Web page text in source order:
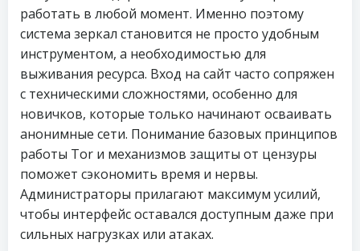
работать в любой момент. Именно поэтому
система зеркал становится не просто удобным
инструментом, а необходимостью для
выживания ресурса. Вход на сайт часто сопряжен
с техническими сложностями, особенно для
новичков, которые только начинают осваивать
анонимные сети. Понимание базовых принципов
работы Tor и механизмов защиты от цензуры
поможет сэкономить время и нервы.
Администраторы прилагают максимум усилий,
чтобы интерфейс оставался доступным даже при
сильных нагрузках или атаках.